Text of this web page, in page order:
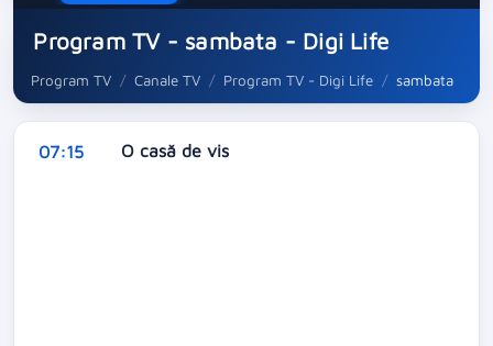
Program TV - sambata - Digi Life
Program TV Canale TV Program TV - Digi Life sambata
07:15 O casă de vis